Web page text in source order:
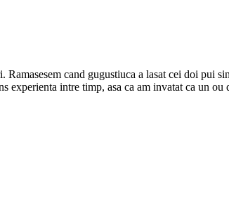
cand gugustiuca a lasat cei doi pui
intre timp, asa ca am invatat ca un ou